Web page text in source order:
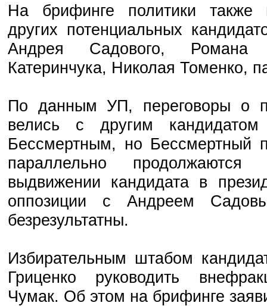
На брифинге политики также
других потенциальных
Андрея Садового, Романа
Катеринчука, Николая Томенко,
По данным УП, переговоры о
велись с другим
Бессмертным, но Бессмертный
параллельно
выдвижении кандидата в
оппозиции с Андреем
безрезультатны.
Избирательным штабом
Гриценко руководить
Чумак. Об этом на брифинге